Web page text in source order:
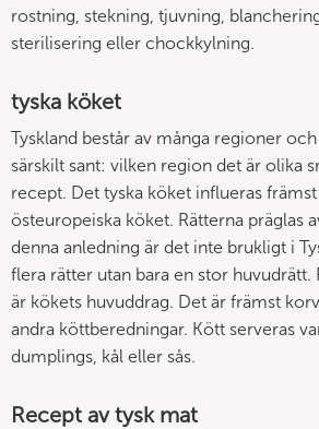
rostning, stekning, tjuvning,
sterilisering eller chockkylning.
tyska köket
Tyskland består av många regioner
särskilt sant: vilken region det är olika
recept. Det tyska köket influeras
östeuropeiska köket. Rätterna präglas
denna anledning är det inte brukligt i
flera rätter utan bara en stor huvudrätt.
är kökets huvuddrag. Det är främst
andra köttberedningar. Kött serveras
dumplings, kål eller sås.
Recept av tysk mat